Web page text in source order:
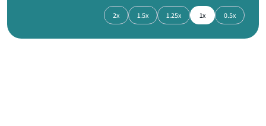
0.5x
1x
1.25x
1.5x
2x